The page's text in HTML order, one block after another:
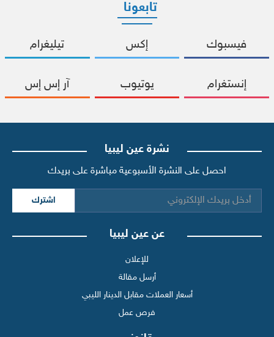
تابعونا
فيسبوك إكس تيليغرام
إنستغرام يوتيوب آر إس إس
نشرة عين ليبيا
احصل على النشرة الأسبوعية مباشرة على بريدك
اشترك
عن عين ليبيا
للإعلان
أرسل مقالة
أسعار العملات مقابل الدينار الليبي
فرص عمل